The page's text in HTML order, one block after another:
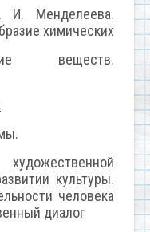
И. Менделеева.
химических
веществ.
культуры.
человека
диалог